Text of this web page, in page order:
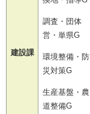
建設課
調査・団体
営・単県G
環境整備・防
災対策G
生産基盤・農
道整備G